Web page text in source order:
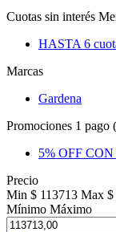
Cuotas sin interés
HASTA 6
Marcas
Gardena
Promociones 1 pago
5% OFF
Precio
Min $ 113713 Max $
Mínimo Máximo